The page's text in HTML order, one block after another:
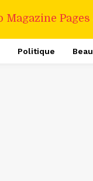
Politique